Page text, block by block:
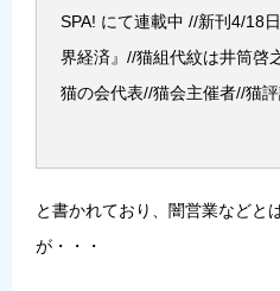
SPA! にて連載中 //新刊4/18
界経済』//猫組代紋は井筒啓
猫の会代表//猫会主催者//猫
と書かれており、闇営業などと
が・・・